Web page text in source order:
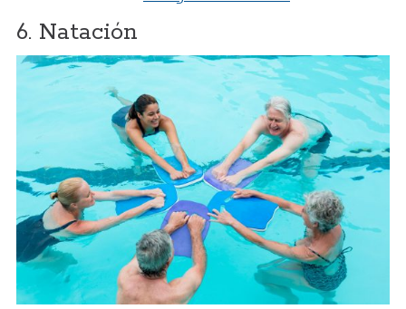
6. Natación